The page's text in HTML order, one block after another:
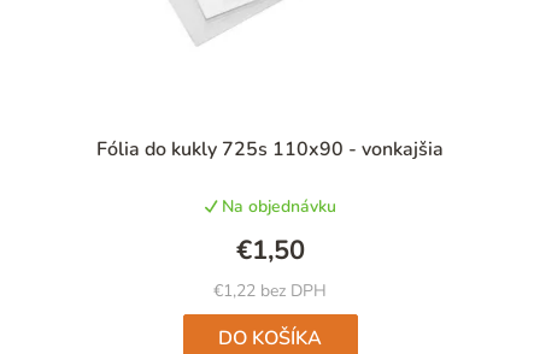
Fólia do kukly 725s 110x90 - vonkajšia
hodnotenie
je
5,0
z
5
hviezdičiek.
Na objednávku
€1,22 bez DPH
€1,50
DO KOŠÍKA